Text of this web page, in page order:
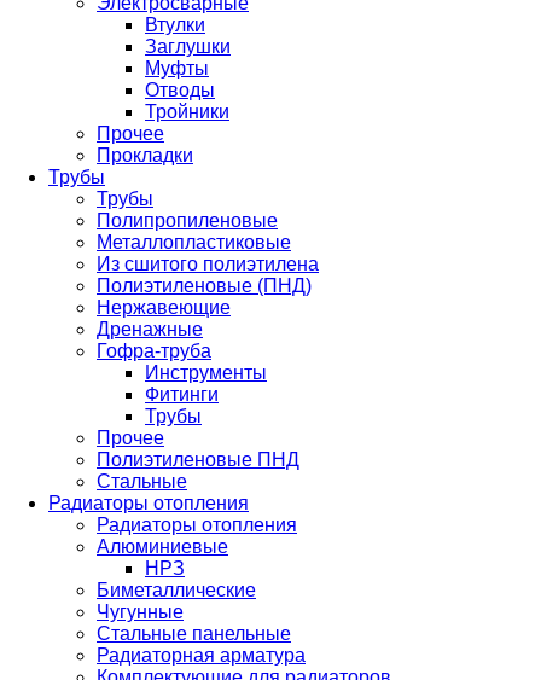
Втулки
Заглушки
Муфты
Отводы
Тройники
Прочее
Прокладки
Трубы
Трубы
Полипропиленовые
Металлопластиковые
Из сшитого полиэтилена
Полиэтиленовые (ПНД)
Нержавеющие
Дренажные
Гофра-труба
Инструменты
Фитинги
Трубы
Прочее
Полиэтиленовые ПНД
Стальные
Радиаторы отопления
Радиаторы отопления
Алюминиевые
НРЗ
Биметаллические
Чугунные
Стальные панельные
Радиаторная арматура